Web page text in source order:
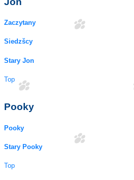
Zaczytany
Siedzšcy
Stary Jon
Top
Pooky
Pooky
Stary Pooky
Top